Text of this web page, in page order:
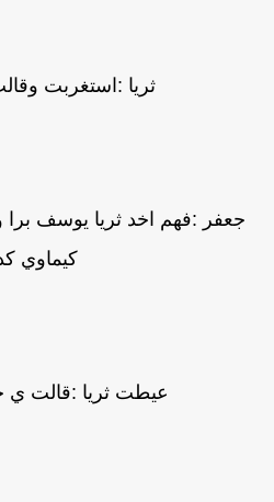
ثريا :استغربت وقالت
جعفر :فهم اخد ثريا يوسف برا
كيماوي كدا .
عيطت ثريا :قالت ي